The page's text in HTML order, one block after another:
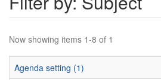
Now showing items 1-8 of 1
Agenda setting (1)